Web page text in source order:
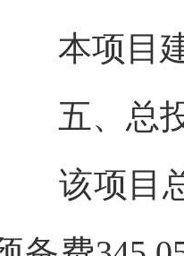
本项目建
五、总投
该项目总